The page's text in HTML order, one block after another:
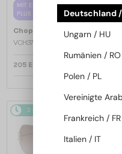
MIT EINER EINSTÄRKENGLASLINSE
PLUS 65 EUR
Chopard
Brillenfassungen
VCH379 - 0BLK - 54
205 EUR
2-4 WERKTAGE
Deutschland /
Ungarn / HU
Rumänien / RO
Polen / PL
Vereinigte
Frankreich / FR
Italien / IT